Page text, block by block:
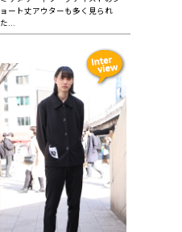
ョート丈アウターも多く見られ
た...